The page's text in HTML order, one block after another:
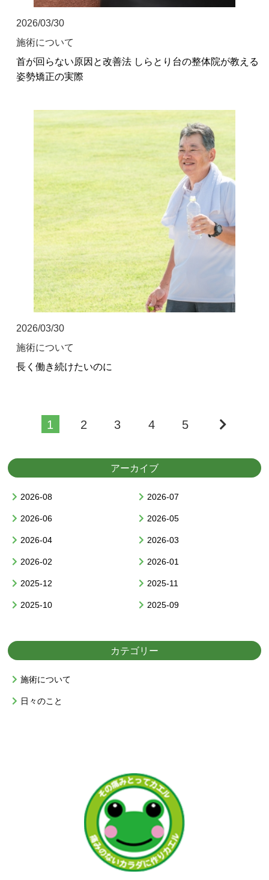
2026/03/30
施術について
首が回らない原因と改善法 しらとり台の整体院が教える
姿勢矯正の実際
2026/03/30
施術について
長く働き続けたいのに
1 2 3 4 5
アーカイブ
2026-08 2026-07
2026-06 2026-05
2026-04 2026-03
2026-02 2026-01
2025-12 2025-11
2025-10 2025-09
カテゴリー
施術について
日々のこと